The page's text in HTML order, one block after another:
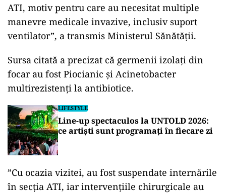
ATI, motiv pentru care au necesitat multiple
manevre medicale invazive, inclusiv suport
ventilator”, a transmis Ministerul Sănătăţii.
Sursa citată a precizat că germenii izolaţi din
focar au fost Piocianic şi Acinetobacter
multirezistenţi la antibiotice.
LIFESTYLE
Line-up spectaculos la UNTOLD 2026:
ce artiști sunt programați în fiecare zi
”Cu ocazia vizitei, au fost suspendate internările
în secţia ATI, iar intervenţiile chirurgicale au